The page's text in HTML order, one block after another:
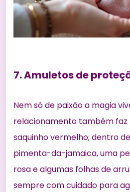
7. Amuletos de
Nem só de paixão a magia
relacionamento também faz
saquinho vermelho; dentro
pimenta-da-jamaica, uma
rosa e algumas folhas de
sempre com cuidado para